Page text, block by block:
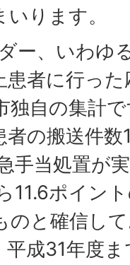
ります。
ー、いわゆ
患者に行っ
独自の集計
者の搬送件
手当処置が
11.6ポイン
のと確信し
平成31年度